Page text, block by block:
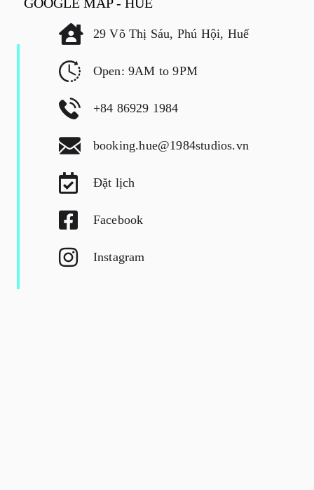
29 Võ Thị Sáu, Phú Hội, Huế
Open: 9AM to 9PM
+84 86929 1984
booking.hue@1984studios.vn
Đặt lịch
Facebook
Instagram